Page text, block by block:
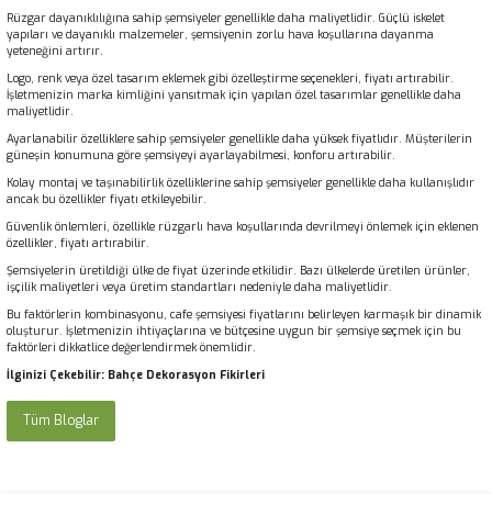
Rüzgar dayanıklılığına sahip şemsiyeler genellikle daha maliyetlidir. Güçlü iskelet
yapıları ve dayanıklı malzemeler, şemsiyenin zorlu hava koşullarına dayanma
yeteneğini artırır.
Logo, renk veya özel tasarım eklemek gibi özelleştirme seçenekleri, fiyatı artırabilir.
İşletmenizin marka kimliğini yansıtmak için yapılan özel tasarımlar genellikle daha
maliyetlidir.
Ayarlanabilir özelliklere sahip şemsiyeler genellikle daha yüksek fiyatlıdır. Müşterilerin
güneşin konumuna göre şemsiyeyi ayarlayabilmesi, konforu artırabilir.
Kolay montaj ve taşınabilirlik özelliklerine sahip şemsiyeler genellikle daha kullanışlıdır
ancak bu özellikler fiyatı etkileyebilir.
Güvenlik önlemleri, özellikle rüzgarlı hava koşullarında devrilmeyi önlemek için eklenen
özellikler, fiyatı artırabilir.
Şemsiyelerin üretildiği ülke de fiyat üzerinde etkilidir. Bazı ülkelerde üretilen ürünler,
işçilik maliyetleri veya üretim standartları nedeniyle daha maliyetlidir.
Bu faktörlerin kombinasyonu, cafe şemsiyesi fiyatlarını belirleyen karmaşık bir dinamik
oluşturur. İşletmenizin ihtiyaçlarına ve bütçesine uygun bir şemsiye seçmek için bu
faktörleri dikkatlice değerlendirmek önemlidir.
İlginizi Çekebilir: Bahçe Dekorasyon Fikirleri
Tüm Bloglar